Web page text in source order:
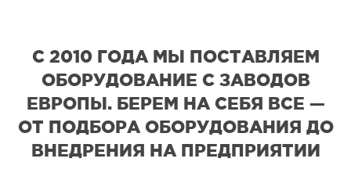
С 2010 ГОДА МЫ ПОСТАВЛЯЕМ
ОБОРУДОВАНИЕ С ЗАВОДОВ
ЕВРОПЫ. БЕРЕМ НА СЕБЯ ВСЕ —
ОТ ПОДБОРА ОБОРУДОВАНИЯ ДО
ВНЕДРЕНИЯ НА ПРЕДПРИЯТИИ